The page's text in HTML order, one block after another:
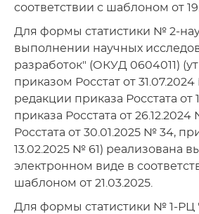
соответствии с шаблоном от
Для формы статистики № 2-
выполнении научных
разработок" (ОКУД 0604011)
приказом Росстат от
редакции приказа Росстата от
приказа Росстата от
Росстата от 30.01.2025 № 34,
13.02.2025 № 61) реализована
электронном виде в
шаблоном от 21.03.2025.
Для формы статистики № 1-РЦ